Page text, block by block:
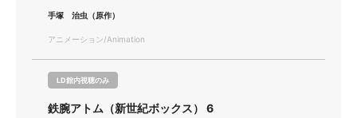
手塚 治虫（原作）
アニメーション/Animation
LD館内視聴のみ
鉄腕アトム（新世紀ボックス） 6